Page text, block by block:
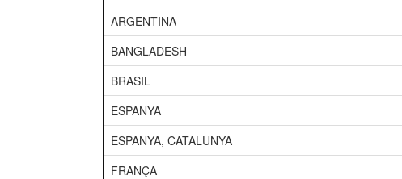
ARGENTINA
BANGLADESH
BRASIL
ESPANYA
ESPANYA, CATALUNYA
FRANÇA